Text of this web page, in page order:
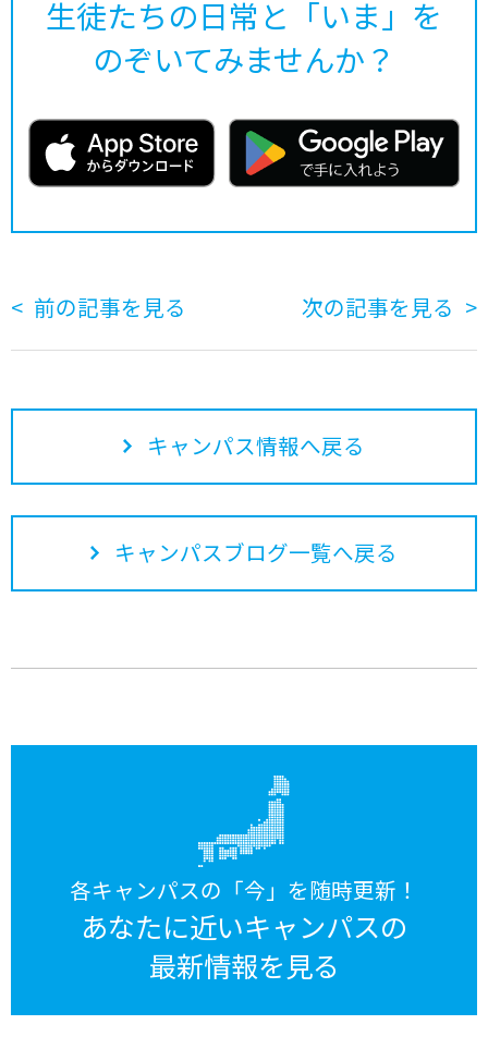
生徒たちの日常と「いま」を
のぞいてみませんか？
前の記事を見る 次の記事を見る
キャンパス情報へ戻る
キャンパスブログ一覧へ戻る
各キャンパスの「今」を随時更新！
あなたに近いキャンパスの
最新情報を見る